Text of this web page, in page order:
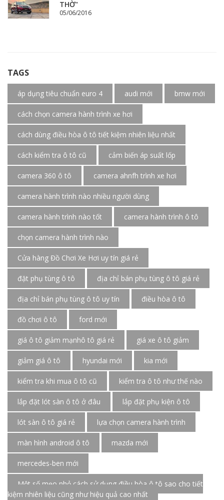
THỜ"
05/06/2016
TAGS
áp dụng tiêu chuẩn euro 4 audi mới bmw mới
cách chọn camera hành trình xe hơi
cách dùng điều hòa ô tô tiết kiệm nhiên liệu nhất
cách kiểm tra ô tô cũ cảm biến áp suất lốp
camera 360 ô tô camera ahnfh trình xe hơi
camera hành trình nào nhiều người dùng
camera hành trình nào tốt camera hành trình ô tô
chọn camera hành trình nào
Cửa hàng Đồ Chơi Xe Hơi uy tín giá rẻ
đặt phụ tùng ô tô địa chỉ bán phụ tùng ô tô giá rẻ
địa chỉ bán phụ tùng ô tô uy tín điều hòa ô tô
đồ chơi ô tô ford mới
giá ô tô giảm mạnhô tô giá rẻ giá xe ô tô giảm
giảm giá ô tô hyundai mới kia mới
kiểm tra khi mua ô tô cũ kiểm tra ô tô như thế nào
lắp đặt lót sàn ô tô ở đâu lắp đặt phụ kiện ô tô
lót sàn ô tô giá rẻ lựa chọn camera hành trình
màn hình android ô tô mazda mới
mercedes-ben mới
Một số mẹo nhỏ cách sử dụng điều hòa ô tô sao cho tiết
kiệm nhiên liệu cũng như hiệu quả cao nhất